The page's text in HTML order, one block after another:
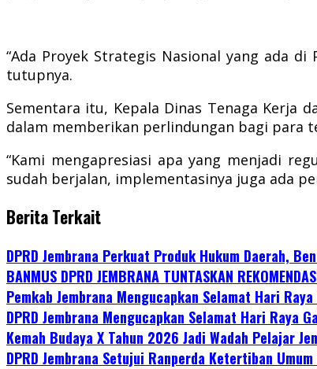
“Ada Proyek Strategis Nasional yang ada
tutupnya.
Sementara itu, Kepala Dinas Tenaga Kerja
dalam memberikan perlindungan bagi para
“Kami mengapresiasi apa yang menjadi
sudah berjalan, implementasinya juga ada
Berita Terkait
DPRD Jembrana Perkuat Produk Hukum Daerah,
BANMUS DPRD JEMBRANA TUNTASKAN
Pemkab Jembrana Mengucapkan Selamat Hari
DPRD Jembrana Mengucapkan Selamat Hari Raya
Kemah Budaya X Tahun 2026 Jadi Wadah Pelajar
DPRD Jembrana Setujui Ranperda Ketertiban